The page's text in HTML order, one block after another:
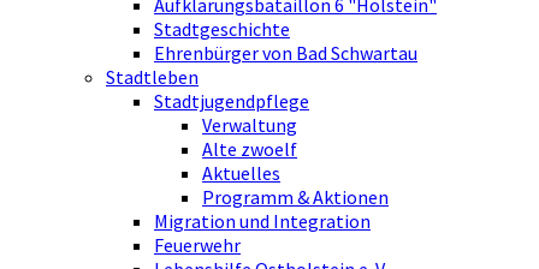
Stadtgeschichte
Ehrenbürger von Bad Schwartau
Stadtleben
Stadtjugendpflege
Verwaltung
Alte zwoelf
Aktuelles
Programm & Aktionen
Migration und Integration
Feuerwehr